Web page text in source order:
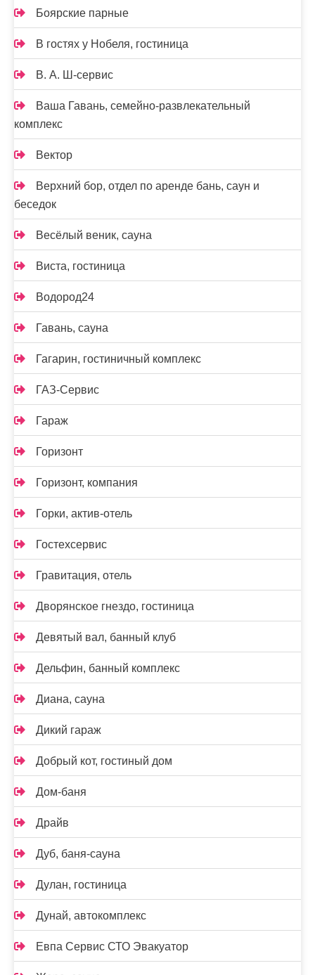
Боярские парные
В гостях у Нобеля, гостиница
В. А. Ш-сервис
Ваша Гавань, семейно-развлекательный
комплекс
Вектор
Верхний бор, отдел по аренде бань, саун и
беседок
Весёлый веник, сауна
Виста, гостиница
Водород24
Гавань, сауна
Гагарин, гостиничный комплекс
ГАЗ-Сервис
Гараж
Горизонт
Горизонт, компания
Горки, актив-отель
Гостехсервис
Гравитация, отель
Дворянское гнездо, гостиница
Девятый вал, банный клуб
Дельфин, банный комплекс
Диана, сауна
Дикий гараж
Добрый кот, гостиный дом
Дом-баня
Драйв
Дуб, баня-сауна
Дулан, гостиница
Дунай, автокомплекс
Евпа Сервис СТО Эвакуатор